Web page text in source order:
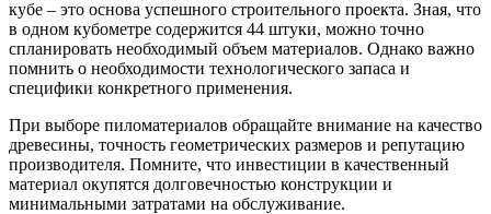
кубе – это основа успешного строительного проекта. Зная, что
в одном кубометре содержится 44 штуки, можно точно
спланировать необходимый объем материалов. Однако важно
помнить о необходимости технологического запаса и
специфики конкретного применения.
При выборе пиломатериалов обращайте внимание на качество
древесины, точность геометрических размеров и репутацию
производителя. Помните, что инвестиции в качественный
материал окупятся долговечностью конструкции и
минимальными затратами на обслуживание.